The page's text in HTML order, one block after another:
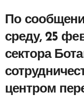
По
среду, 25
сектора
центром